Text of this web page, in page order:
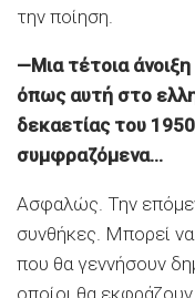
την ποίηση.
—Μια τέτοια άνοιξη
όπως αυτή στο
δεκαετίας του
συμφραζόμενα…
Ασφαλώς. Την
συνθήκες. Μπορεί να
που θα γεννήσουν